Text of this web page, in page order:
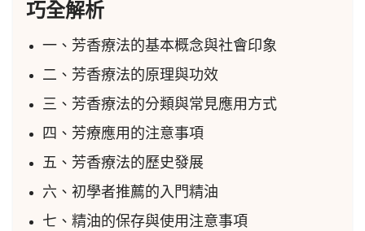
巧全解析
一、芳香療法的基本概念與社會印象
二、芳香療法的原理與功效
三、芳香療法的分類與常見應用方式
四、芳療應用的注意事項
五、芳香療法的歷史發展
六、初學者推薦的入門精油
七、精油的保存與使用注意事項